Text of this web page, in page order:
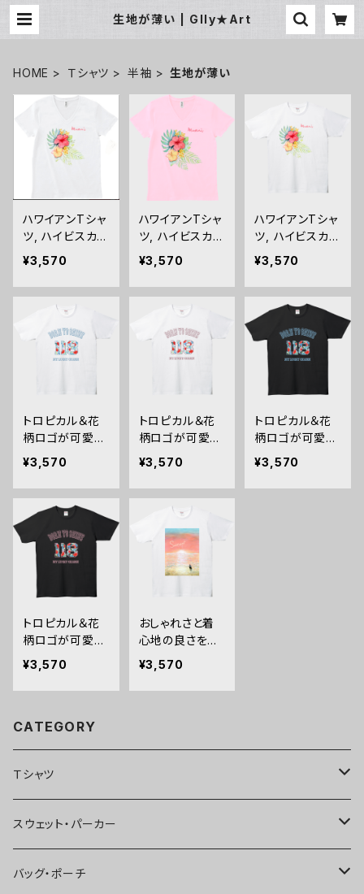
生地が薄い | Glly★Art
HOME Ｔシャツ 半袖 生地が薄い
ハワイアンTシャ
ツ, ハイビスカス
の水彩画風にM
oani（モアニ）を
添えた、薄手のト
ロピカルムード
ンVネックTシャ
ツ：モアニＶ白
¥3,570
ハワイアンTシャ
ツ, ハイビスカス
の水彩画風にM
oani（モアニ）を
添えた、薄手のト
ロピカルムード
ンVネックTシャ
ツ：モアニＶピン
¥3,570
ハワイアンTシャ
ツ, ハイビスカス
の水彩画風にM
oani（モアニ）を
添えた、薄手のト
ロピカルムード
あふれるデザイ
ンVネックTシャ
ツ：モアニ丸首
¥3,570
トロピカル＆花
柄ロゴが可愛
い！好きな数字
で作れる薄手T
シャツ《118／白/
青文字》
¥3,570
トロピカル＆花
柄ロゴが可愛
い！好きな数字
で作れる薄手T
シャツ《118／白/
ピンク文字》
¥3,570
トロピカル＆花
柄ロゴが可愛
い！好きな数字
で作れる薄手T
シャツ《118／黒/
¥3,570
トロピカル＆花
柄ロゴが可愛
い！好きな数字
で作れる薄手T
シャツ《118／黒/
¥3,570
おしゃれさと着
心地の良さを兼
ね備えた、当店
自慢の「Sunse
t」デザイン半袖T
¥3,570
CATEGORY
Ｔシャツ
半袖
ビッグシルエット
七分袖
スウェット・パーカー
スウェット
バッグ・ポーチ